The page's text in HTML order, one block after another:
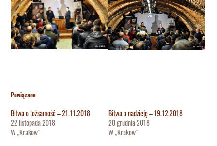
Powiązane
Bitwa o tożsamość – 21.11.2018
22 listopada 2018
W „Krakow"
Bitwa o nadzieję – 19.12.2018
20 grudnia 2018
W „Krakow"